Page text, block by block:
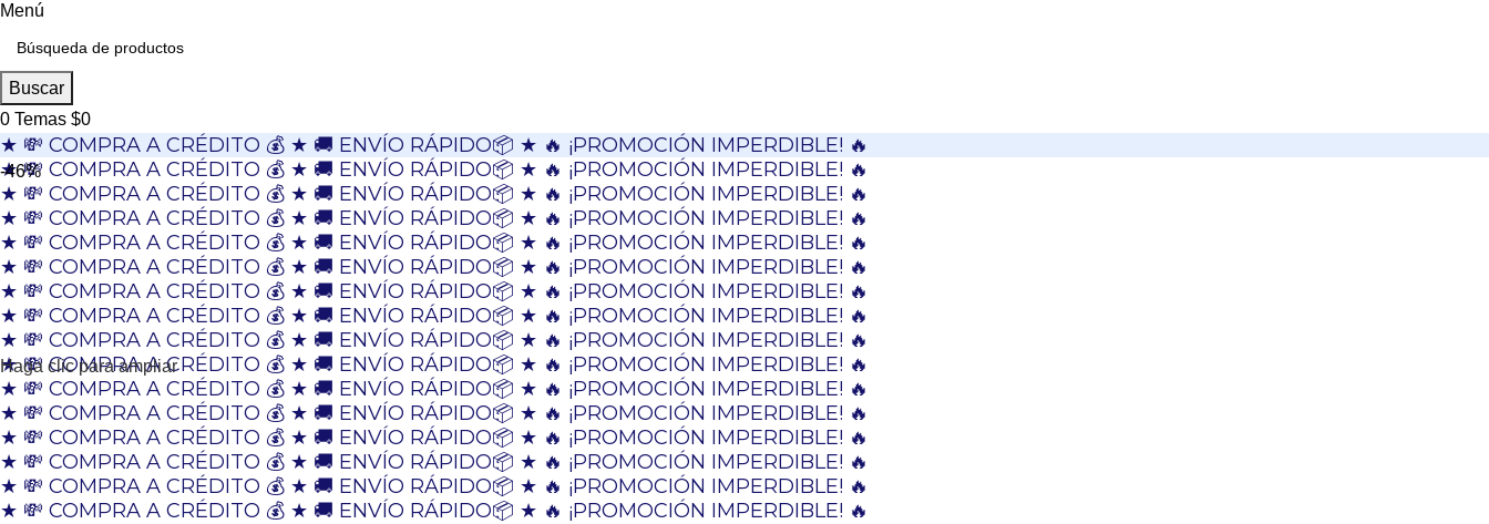
Menú
Buscar
0 Temas $0
★ 💸 COMPRA A CRÉDITO 💰 ★ 🚚 ENVÍO RÁPIDO📦 ★ 🔥 ¡PROMOCIÓN IMPERDIBLE! 🔥
★ 💸 COMPRA A CRÉDITO 💰 ★ 🚚 ENVÍO RÁPIDO📦 ★ 🔥 ¡PROMOCIÓN IMPERDIBLE! 🔥
★ 💸 COMPRA A CRÉDITO 💰 ★ 🚚 ENVÍO RÁPIDO📦 ★ 🔥 ¡PROMOCIÓN IMPERDIBLE! 🔥
★ 💸 COMPRA A CRÉDITO 💰 ★ 🚚 ENVÍO RÁPIDO📦 ★ 🔥 ¡PROMOCIÓN IMPERDIBLE! 🔥
★ 💸 COMPRA A CRÉDITO 💰 ★ 🚚 ENVÍO RÁPIDO📦 ★ 🔥 ¡PROMOCIÓN IMPERDIBLE! 🔥
★ 💸 COMPRA A CRÉDITO 💰 ★ 🚚 ENVÍO RÁPIDO📦 ★ 🔥 ¡PROMOCIÓN IMPERDIBLE! 🔥
★ 💸 COMPRA A CRÉDITO 💰 ★ 🚚 ENVÍO RÁPIDO📦 ★ 🔥 ¡PROMOCIÓN IMPERDIBLE! 🔥
★ 💸 COMPRA A CRÉDITO 💰 ★ 🚚 ENVÍO RÁPIDO📦 ★ 🔥 ¡PROMOCIÓN IMPERDIBLE! 🔥
★ 💸 COMPRA A CRÉDITO 💰 ★ 🚚 ENVÍO RÁPIDO📦 ★ 🔥 ¡PROMOCIÓN IMPERDIBLE! 🔥
★ 💸 COMPRA A CRÉDITO 💰 ★ 🚚 ENVÍO RÁPIDO📦 ★ 🔥 ¡PROMOCIÓN IMPERDIBLE! 🔥
★ 💸 COMPRA A CRÉDITO 💰 ★ 🚚 ENVÍO RÁPIDO📦 ★ 🔥 ¡PROMOCIÓN IMPERDIBLE! 🔥
★ 💸 COMPRA A CRÉDITO 💰 ★ 🚚 ENVÍO RÁPIDO📦 ★ 🔥 ¡PROMOCIÓN IMPERDIBLE! 🔥
★ 💸 COMPRA A CRÉDITO 💰 ★ 🚚 ENVÍO RÁPIDO📦 ★ 🔥 ¡PROMOCIÓN IMPERDIBLE! 🔥
★ 💸 COMPRA A CRÉDITO 💰 ★ 🚚 ENVÍO RÁPIDO📦 ★ 🔥 ¡PROMOCIÓN IMPERDIBLE! 🔥
★ 💸 COMPRA A CRÉDITO 💰 ★ 🚚 ENVÍO RÁPIDO📦 ★ 🔥 ¡PROMOCIÓN IMPERDIBLE! 🔥
★ 💸 COMPRA A CRÉDITO 💰 ★ 🚚 ENVÍO RÁPIDO📦 ★ 🔥 ¡PROMOCIÓN IMPERDIBLE! 🔥
-46%
Haga clic para ampliar